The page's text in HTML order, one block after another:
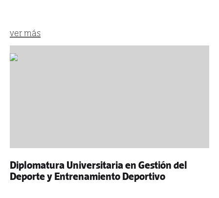
ver más
Diplomatura Universitaria en Gestión del
Deporte y Entrenamiento Deportivo